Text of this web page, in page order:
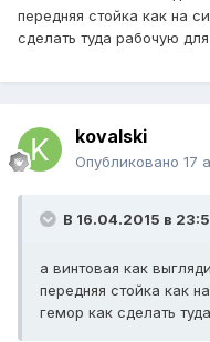
передняя стойка как на
сделать туда рабочую
kovalski
Опубликовано 17
В 16.04.2015 в
а винтовая как
передняя стойка как
гемор как сделать